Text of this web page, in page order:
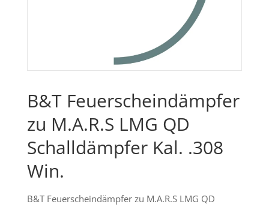
B&T Feuerscheindämpfer
zu M.A.R.S LMG QD
Schalldämpfer Kal. .308
Win.
B&T Feuerscheindämpfer zu M.A.R.S LMG QD